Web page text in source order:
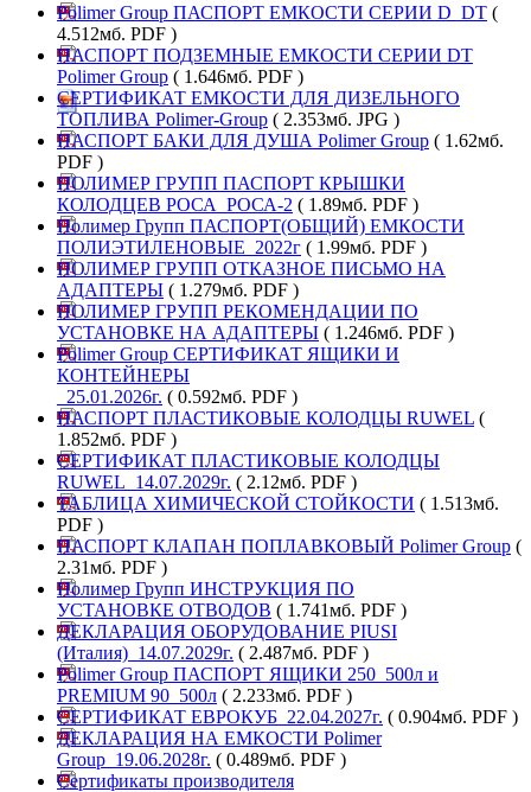
Polimer Group ПАСПОРТ ЕМКОСТИ СЕРИИ D_DT (
4.512мб. PDF )
ПАСПОРТ ПОДЗЕМНЫЕ ЕМКОСТИ СЕРИИ DT
Polimer Group ( 1.646мб. PDF )
СЕРТИФИКАТ ЕМКОСТИ ДЛЯ ДИЗЕЛЬНОГО
ТОПЛИВА Polimer-Group ( 2.353мб. JPG )
ПАСПОРТ БАКИ ДЛЯ ДУША Polimer Group ( 1.62мб.
PDF )
ПОЛИМЕР ГРУПП ПАСПОРТ КРЫШКИ
КОЛОДЦЕВ РОСА_РОСА-2 ( 1.89мб. PDF )
Полимер Групп ПАСПОРТ(ОБЩИЙ) ЕМКОСТИ
ПОЛИЭТИЛЕНОВЫЕ_2022г ( 1.99мб. PDF )
ПОЛИМЕР ГРУПП ОТКАЗНОЕ ПИСЬМО НА
АДАПТЕРЫ ( 1.279мб. PDF )
ПОЛИМЕР ГРУПП РЕКОМЕНДАЦИИ ПО
УСТАНОВКЕ НА АДАПТЕРЫ ( 1.246мб. PDF )
Polimer Group СЕРТИФИКАТ ЯЩИКИ И
КОНТЕЙНЕРЫ
_25.01.2026г. ( 0.592мб. PDF )
ПАСПОРТ ПЛАСТИКОВЫЕ КОЛОДЦЫ RUWEL (
1.852мб. PDF )
СЕРТИФИКАТ ПЛАСТИКОВЫЕ КОЛОДЦЫ
RUWEL_14.07.2029г. ( 2.12мб. PDF )
ТАБЛИЦА ХИМИЧЕСКОЙ СТОЙКОСТИ ( 1.513мб.
PDF )
ПАСПОРТ КЛАПАН ПОПЛАВКОВЫЙ Polimer Group (
2.31мб. PDF )
Полимер Групп ИНСТРУКЦИЯ ПО
УСТАНОВКЕ ОТВОДОВ ( 1.741мб. PDF )
ДЕКЛАРАЦИЯ ОБОРУДОВАНИЕ PIUSI
(Италия)_14.07.2029г. ( 2.487мб. PDF )
Polimer Group ПАСПОРТ ЯЩИКИ 250_500л и
PREMIUM 90_500л ( 2.233мб. PDF )
СЕРТИФИКАТ ЕВРОКУБ_22.04.2027г. ( 0.904мб. PDF )
ДЕКЛАРАЦИЯ НА ЕМКОСТИ Polimer
Group_19.06.2028г. ( 0.489мб. PDF )
Сертификаты производителя